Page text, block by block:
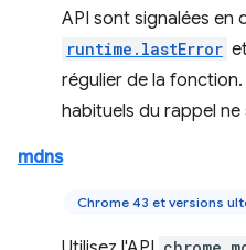
API sont signalées en
runtime.lastError
régulier de la
habituels du rappel
mdns
Chrome 43 et versions